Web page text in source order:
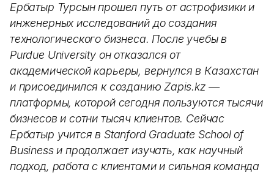
Ербатыр Турсын прошел путь от астрофизики и
инженерных исследований до создания
технологического бизнеса. После учебы в
Purdue University он отказался от
академической карьеры, вернулся в Казахстан
и присоединился к созданию Zapis.kz —
платформы, которой сегодня пользуются тысячи
бизнесов и сотни тысяч клиентов. Сейчас
Ербатыр учится в Stanford Graduate School of
Business и продолжает изучать, как научный
подход, работа с клиентами и сильная команда